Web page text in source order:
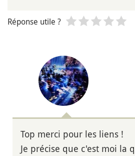
Réponse utile ?
Top merci pour les liens !
Je précise que c'est moi la